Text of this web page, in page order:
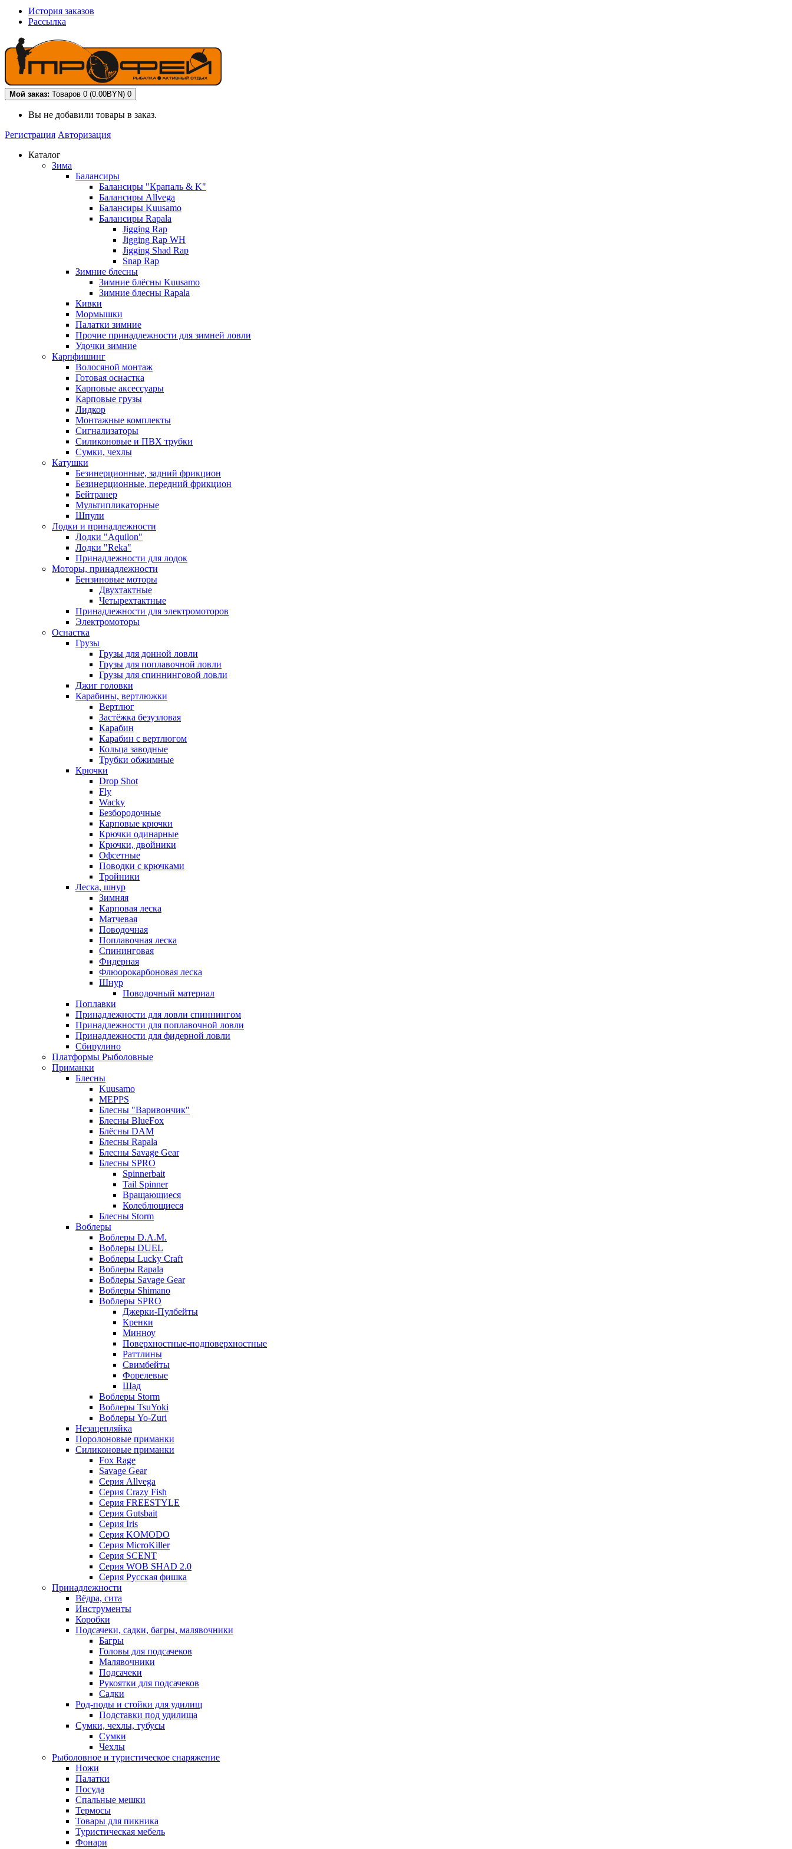
История заказов
Рассылка
Мой заказ: Товаров 0 (0.00BYN) 0
Вы не добавили товары в заказ.
Регистрация Авторизация
Каталог
Зима
Балансиры
Балансиры "Крапаль & K"
Балансиры Allvega
Балансиры Kuusamo
Балансиры Rapala
Jigging Rap
Jigging Rap WH
Jigging Shad Rap
Snap Rap
Зимние блесны
Зимние блёсны Kuusamo
Зимние блесны Rapala
Кивки
Мормышки
Палатки зимние
Прочие принадлежности для зимней ловли
Удочки зимние
Карпфишинг
Волосяной монтаж
Готовая оснастка
Карповые аксессуары
Карповые грузы
Лидкор
Монтажные комплекты
Сигнализаторы
Силиконовые и ПВХ трубки
Сумки, чехлы
Катушки
Безинерционные, задний фрикцион
Безинерционные, передний фрикцион
Бейтранер
Мультипликаторные
Шпули
Лодки и принадлежности
Лодки "Aquilon"
Лодки "Reka"
Принадлежности для лодок
Моторы, принадлежности
Бензиновые моторы
Двухтактные
Четырехтактные
Принадлежности для электромоторов
Электромоторы
Оснастка
Грузы
Грузы для донной ловли
Грузы для поплавочной ловли
Грузы для спиннинговой ловли
Джиг головки
Карабины, вертлюжки
Вертлюг
Застёжка безузловая
Карабин
Карабин с вертлюгом
Кольца заводные
Трубки обжимные
Крючки
Drop Shot
Fly
Wacky
Безбородочные
Карповые крючки
Крючки одинарные
Крючки, двойники
Офсетные
Поводки с крючками
Тройники
Леска, шнур
Зимняя
Карповая леска
Матчевая
Поводочная
Поплавочная леска
Спининговая
Фидерная
Флюорокарбоновая леска
Шнур
Поводочный материал
Поплавки
Принадлежности для ловли спиннингом
Принадлежности для поплавочной ловли
Принадлежности для фидерной ловли
Сбирулино
Платформы Рыболовные
Приманки
Блесны
Kuusamo
MEPPS
Блесны "Варивончик"
Блесны BlueFox
Блёсны DAM
Блесны Rapala
Блесны Savage Gear
Блесны SPRO
Spinnerbait
Tail Spinner
Вращающиеся
Колеблющиеся
Блесны Storm
Воблеры
Воблеры D.A.M.
Воблеры DUEL
Воблеры Lucky Craft
Воблеры Rapala
Воблеры Savage Gear
Воблеры Shimano
Воблеры SPRO
Джерки-Пулбейты
Кренки
Минноу
Поверхностные-подповерхностные
Раттлины
Свимбейты
Форелевые
Шад
Воблеры Storm
Воблеры TsuYoki
Воблеры Yo-Zuri
Незацепляйка
Поролоновые приманки
Силиконовые приманки
Fox Rage
Savage Gear
Серия Allvega
Серия Crazy Fish
Серия FREESTYLE
Серия Gutsbait
Серия Iris
Серия KOMODO
Серия MicroKiller
Серия SCENT
Серия WOB SHAD 2.0
Серия Русская фишка
Принадлежности
Вёдра, сита
Инструменты
Коробки
Подсачеки, садки, багры, малявочники
Багры
Головы для подсачеков
Малявочники
Подсачеки
Рукоятки для подсачеков
Садки
Род-поды и стойки для удилищ
Подставки под удилища
Сумки, чехлы, тубусы
Сумки
Чехлы
Рыболовное и туристическое снаряжение
Ножи
Палатки
Посуда
Спальные мешки
Термосы
Товары для пикника
Туристическая мебель
Фонари